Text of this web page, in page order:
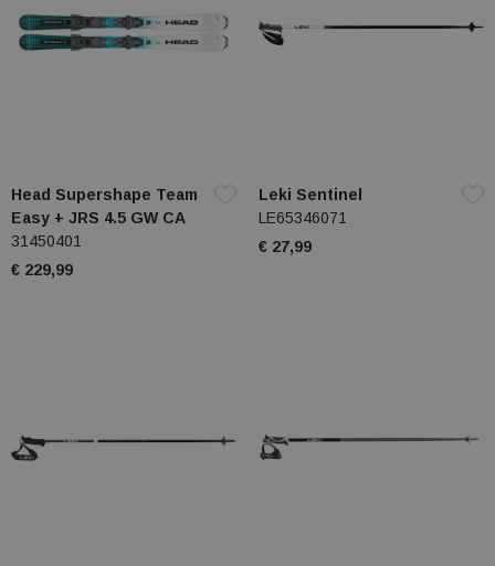
Head Supershape Team
Easy + JRS 4.5 GW CA
31450401
€ 229,99
Leki Sentinel
LE65346071
€ 27,99